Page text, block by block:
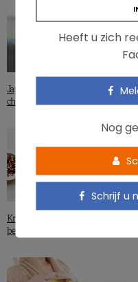
Japan: minder rijst, meer brood en
cholesterol
Kruiden en specerijen voor een
betere darmmicrobiota
Heeft u zich
Nog
Schrijf u